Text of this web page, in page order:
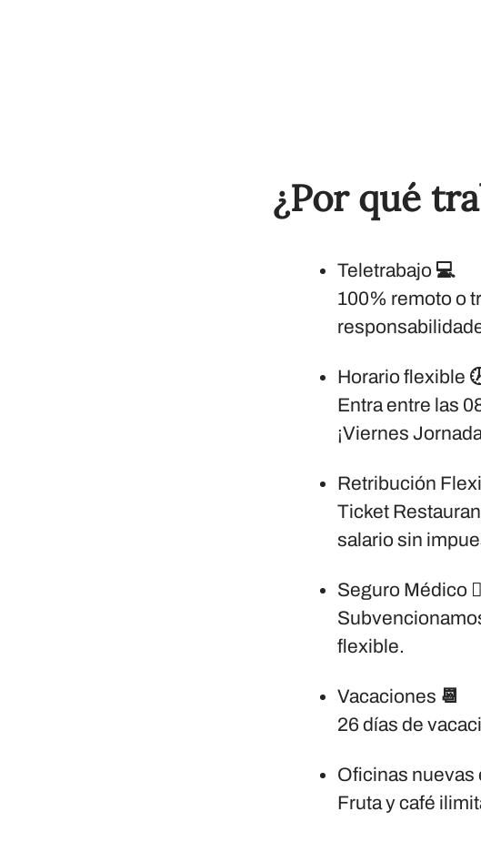
¿Por qué
Teletrabajo 💻
100% remoto o
Horario flexible
Entra entre las
¡Viernes
Retribución
Ticket
salario sin
Seguro Médico
flexible.
Vacaciones 📆
26 días de
Oficinas nuevas
Fruta y café